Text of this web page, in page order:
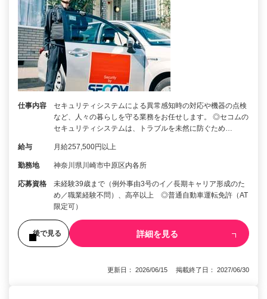
仕事内容
セキュリティシステムによる異常感知時の対応や機器の点検
など、人々の暮らしを守る業務をお任せします。 ◎セコムの
セキュリティシステムは、トラブルを未然に防ぐため…
給与 月給257,500円以上
勤務地 神奈川県川崎市中原区内各所
応募資格
未経験39歳まで（例外事由3号のイ／長期キャリア形成のた
め／職業経験不問）、高卒以上 ◎普通自動車運転免許（AT
限定可）
後で見る 詳細を見る
更新日： 2026/06/15 掲載終了日： 2027/06/30